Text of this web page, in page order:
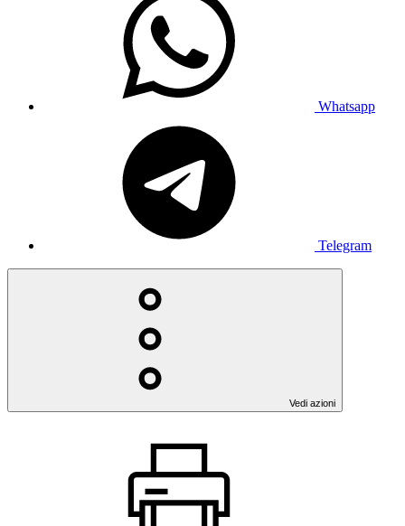
Whatsapp
Telegram
Vedi azioni